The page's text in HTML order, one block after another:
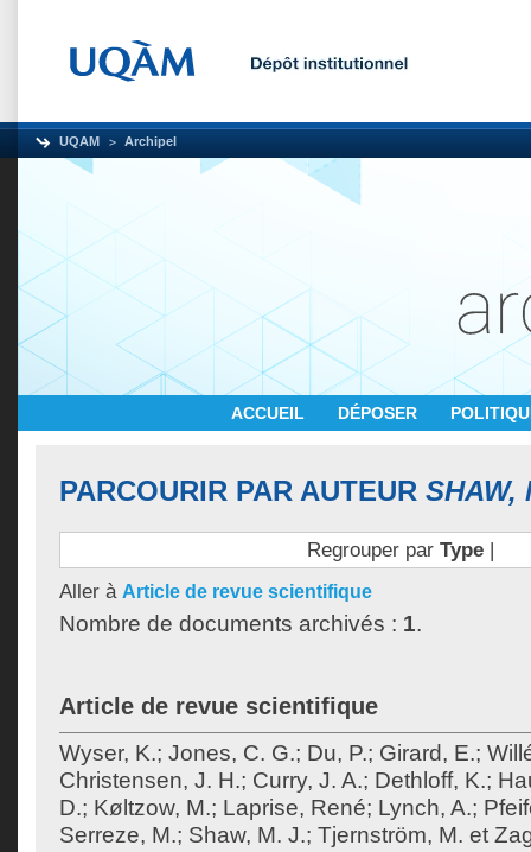
UQAM Archipel
ACCUEIL DÉPOSER
PARCOURIR PAR AUTEUR SHAW,
Regrouper par Type|
Aller à Article de revue scientifique
Nombre de documents archivés : 1.
Article de revue scientifique
Wyser, K.; Jones, C. G.; Du, P.; Girard, E.;
Christensen, J. H.; Curry, J. A.; Dethloff, K.;
D.; Køltzow, M.; Laprise, René; Lynch, A.;
Serreze, M.; Shaw, M. J.; Tjernström, M. et